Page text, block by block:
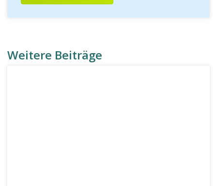
Weitere Beiträge